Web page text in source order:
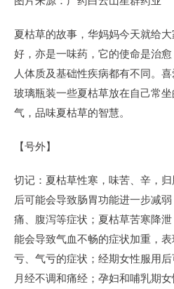
夏枯草的故事，华妈妈今天就给
好，亦是一味药，它的使命是治
人体质及基础性疾病都有不同。
玻璃瓶装一些夏枯草放在自己常
气，品味夏枯草的智慧。
【号外】
切记：夏枯草性寒，味苦、辛，
后可能会导致肠胃功能进一步减
痛、腹泻等症状；夏枯草苦寒降
能会导致气血不畅的症状加重，
亏、气亏的症状；经期女性服用
月经不调和痛经；孕妇和哺乳期